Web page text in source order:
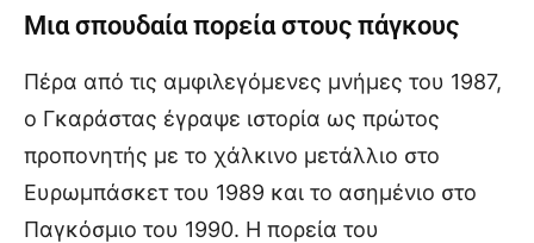
Μια σπουδαία πορεία στους πάγκους
Πέρα από τις αμφιλεγόμενες μνήμες του 1987,
ο Γκαράστας έγραψε ιστορία ως πρώτος
προπονητής με το χάλκινο μετάλλιο στο
Ευρωμπάσκετ του 1989 και το ασημένιο στο
Παγκόσμιο του 1990. Η πορεία του